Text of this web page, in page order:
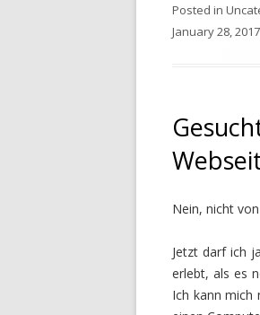
Posted in
January 28, 2017
Nein, nicht
Jetzt darf ich
erlebt, als es
Ich kann mich